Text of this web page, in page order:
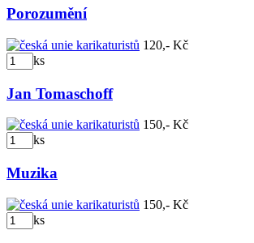
Porozumění
120,- Kč
ks
Jan Tomaschoff
150,- Kč
ks
Muzika
150,- Kč
ks